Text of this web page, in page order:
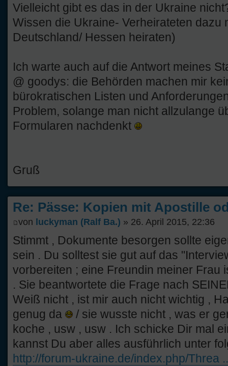
Vielleicht gibt es das in der Ukraine
Wissen die Ukraine- Verheirateten dazu
Deutschland/ Hessen heiraten)
Ich warte auch auf die Antwort meines
@ goodys: die Behörden machen mir
bürokratischen Listen und
Problem, solange man nicht allzulange
Formularen nachdenkt
Gruß
Re: Pässe: Kopien mit Apostille
von luckyman (Ralf Ba.) » 26. April 2015, 22:36
Stimmt , Dokumente besorgen sollte
sein . Du solltest sie gut auf das
vorbereiten ; eine Freundin meiner Frau
. Sie beantwortete die Frage nach
Weiß nicht , ist mir auch nicht wichtig ,
genug da
/ sie wusste nicht , was er
koche , usw , usw . Ich schicke Dir mal
kannst Du aber alles ausführlich unter
http://forum-ukraine.de/index.php/Threa